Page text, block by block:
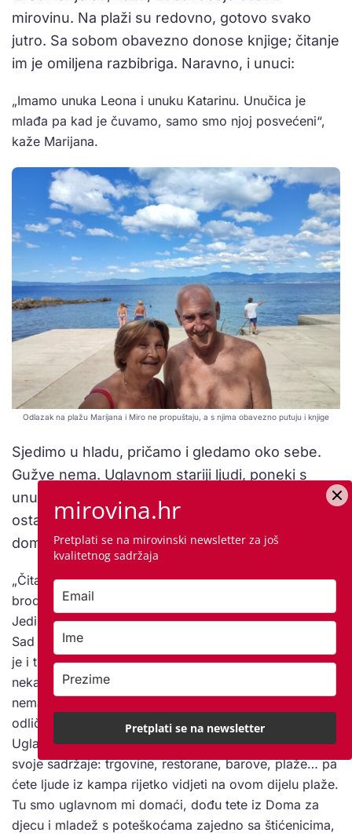
mirovinu. Na plaži su redovno, gotovo svako
jutro. Sa sobom obavezno donose knjige; čitanje
im je omiljena razbibriga. Naravno, i unuci:
„Imamo unuka Leona i unuku Katarinu. Unučica je
mlađa pa kad je čuvamo, samo smo njoj posvećeni“,
kaže Marijana.
Odlazak na plažu Marijana i Miro ne propuštaju, a s njima obavezno putuju i knjige
Sjedimo u hladu, pričamo i gledamo oko sebe.
Gužve nema. Uglavnom stariji ljudi, poneki s
unucima, nema stranaca. Kako je ovo mjesto
ostalo zaštićeno od masovnog turizma, pitam
domaće:
„Čitav ovaj predio oko Kraljevice bio je vezan uz
brodogradilište, pa se turizam nije toliko ni razvijao.
Jedini centar zbivanja bio je Hotel Praha na šetnici.
Sad je ruševina. Tu su se održavale plesne večeri, bilo
je i turista. Vidjet ćete tu uz šetnicu prema Kraljevici i
nekadašnja sindikalna odmarališta. Toga sad više
nema. Danas je tu kamp koji ima svoje sadržaje i koji
odlično radi; od samog početka sezone je pun.
Uglavnom su u njemu gosti iz Slovenije, no kamp ima
svoje sadržaje: trgovine, restorane, barove, plaže… pa
ćete ljude iz kampa rijetko vidjeti na ovom dijelu plaže.
Tu smo uglavnom mi domaći, dođu tete iz Doma za
djecu i mladež s poteškoćama zajedno sa štićenicima,
mirovina.hr
Pretplati se na mirovinski newsletter za još
kvalitetnog sadržaja
Pretplati se na newsletter